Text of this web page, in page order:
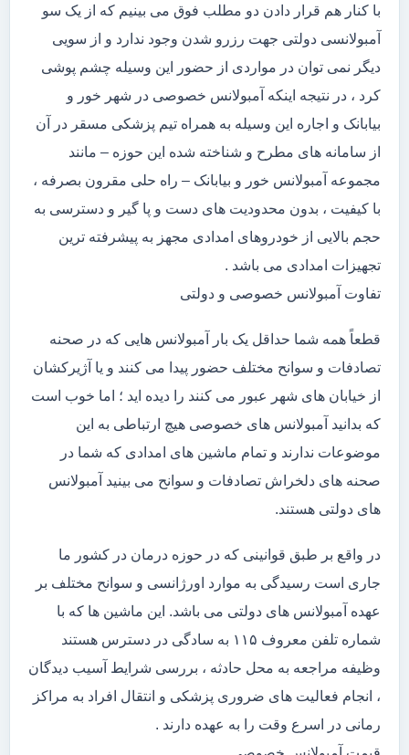
با کنار هم قرار دادن دو مطلب فوق می بینیم که از یک سو
آمبولانسی دولتی جهت رزرو شدن وجود ندارد و از سویی
دیگر نمی توان در مواردی از حضور این وسیله چشم پوشی
کرد ، در نتیجه اینکه آمبولانس خصوصی در شهر خور و
بیابانک و اجاره این وسیله به همراه تیم پزشکی مسقر در آن
از سامانه های مطرح و شناخته شده این حوزه – مانند
مجموعه آمبولانس خور و بیابانک – راه حلی مقرون بصرفه ،
با کیفیت ، بدون محدودیت های دست و پا گیر و دسترسی به
حجم بالایی از خودروهای امدادی مجهز به پیشرفته ترین
تجهیزات امدادی می باشد .
تفاوت آمبولانس خصوصی و دولتی
قطعاً همه شما حداقل یک بار آمبولانس هایی که در صحنه
تصادفات و سوانح مختلف حضور پیدا می کنند و یا آژیرکشان
از خیابان های شهر عبور می کنند را دیده اید ؛ اما خوب است
که بدانید آمبولانس های خصوصی هیچ ارتباطی به این
موضوعات ندارند و تمام ماشین های امدادی که شما در
صحنه های دلخراش تصادفات و سوانح می بینید آمبولانس
های دولتی هستند.
در واقع بر طبق قوانینی که در حوزه درمان در کشور ما
جاری است رسیدگی به موارد اورژانسی و سوانح مختلف بر
عهده آمبولانس های دولتی می باشد. این ماشین ها که با
شماره تلفن معروف ۱۱۵ به سادگی در دسترس هستند
وظیفه مراجعه به محل حادثه ، بررسی شرایط آسیب دیدگان
، انجام فعالیت های ضروری پزشکی و انتقال افراد به مراکز
رمانی در اسرع وقت را به عهده دارند .